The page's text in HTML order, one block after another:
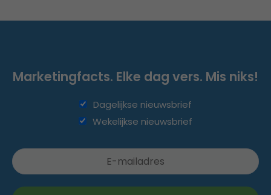
Marketingfacts. Elke dag vers. Mis niks!
Dagelijkse nieuwsbrief
Wekelijkse nieuwsbrief